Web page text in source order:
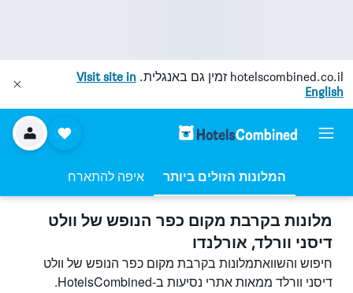
hotelscombined.co.il זמין גם באנגלית. Visit site in
English
המלונות הזולים ביותר איפה להתארח
מלונות בקרבת מקום כפר הנופש של וולט
דיסני וורלד, אורלנדו
חיפוש והשוואתמלונות בקרבת מקום כפר הנופש של וולט
דיסני וורלד ממאות אתרי נסיעות ב-HotelsCombined.